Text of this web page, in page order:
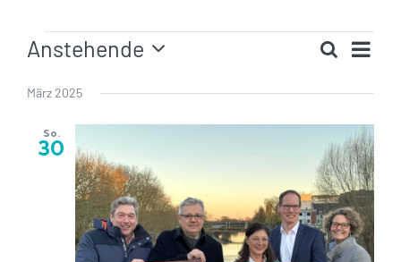
Veranstaltungen
und
Suche
Liste
Anstehende
wählen.
März 2025
So.
30